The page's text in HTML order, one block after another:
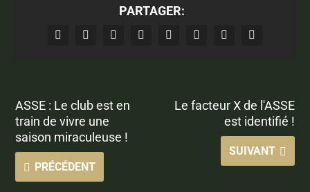
PARTAGER:
ASSE : Le club est en
train de vivre une
saison miraculeuse !
PRÉCÉDENT
Le facteur X de l'ASSE
est identifié !
SUIVANT